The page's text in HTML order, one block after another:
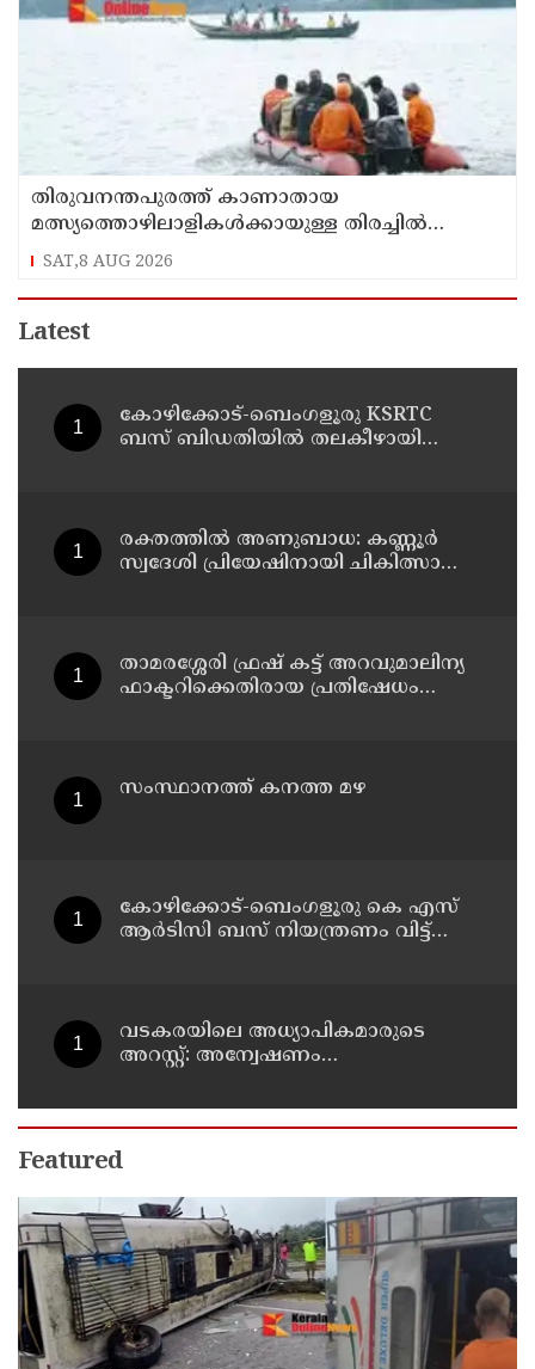
തിരുവനന്തപുരത്ത് കാണാതായ
മത്സ്യത്തൊഴിലാളികള്‍ക്കായുള്ള തിരച്ചില്‍
പുലര്‍ച്ചെ തുടങ്ങി
SAT,8 AUG 2026
Latest
കോഴിക്കോട്-ബെംഗളൂരു KSRTC
ബസ് ബിഡതിയിൽ തലകീഴായി
രക്തത്തിൽ അണുബാധ: കണ്ണൂർ
സ്വദേശി പ്രിയേഷിനായി ചികിത്സാ
താമരശ്ശേരി ഫ്രഷ് കട്ട് അറവുമാലിന്യ
ഫാക്ടറിക്കെതിരായ പ്രതിഷേധം
സംസ്ഥാനത്ത് കനത്ത മഴ
കോഴിക്കോട്-ബെംഗളൂരു കെ എസ്
ആര്‍ടിസി ബസ് നിയന്ത്രണം വിട്ട്
വടകരയിലെ അധ്യാപികമാരുടെ
അറസ്റ്റ്: അന്വേഷണം
Featured